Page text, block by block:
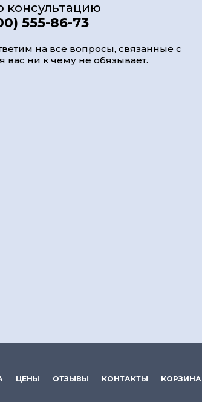
консультацию
555-86-73
на все вопросы, связанные с
вас ни к чему не обязывает.
ЦЕНЫ ОТЗЫВЫ КОНТАКТЫ КОРЗИНА